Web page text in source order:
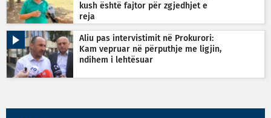
kush është fajtor për zgjedhjet e
reja
Aliu pas intervistimit në Prokurori:
Kam vepruar në përputhje me ligjin,
ndihem i lehtësuar